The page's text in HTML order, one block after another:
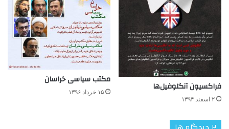
فراکسیون آنگلوفیل‌ها
۲ اسفند ۱۳۹۴
مکتب سیاسی خراسان
۱۵ خرداد ۱۳۹۶